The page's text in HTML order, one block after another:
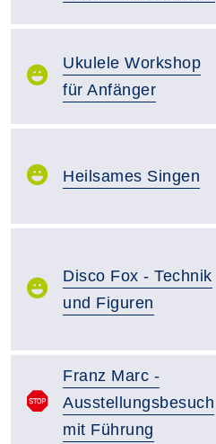
Ukulele Workshop
für Anfänger
Heilsames Singen
Disco Fox - Technik
und Figuren
Franz Marc -
Ausstellungsbesuch
mit Führung